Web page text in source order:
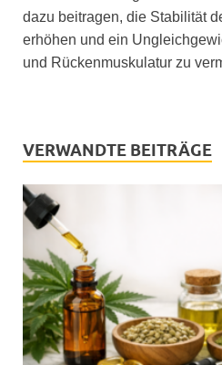
dazu beitragen, die Stabilität
erhöhen und ein
und Rückenmuskulatur zu
VERWANDTE BEITRÄGE